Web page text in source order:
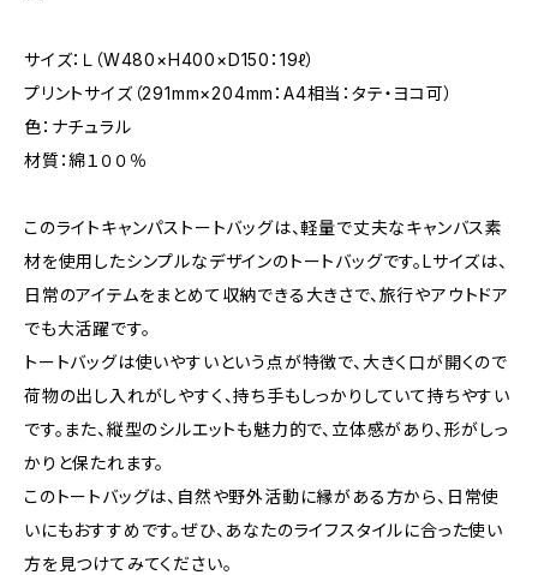
サイズ：Ｌ（W480×H400×D150：19ℓ）
プリントサイズ（291mm×204mm：A4相当：タテ・ヨコ可）
色：ナチュラル
材質：綿１００％
このライトキャンパストートバッグは、軽量で丈夫なキャンバス素
材を使用したシンプルなデザインのトートバッグです。Lサイズは、
日常のアイテムをまとめて収納できる大きさで、旅行やアウトドア
でも大活躍です。
トートバッグは使いやすいという点が特徴で、大きく口が開くので
荷物の出し入れがしやすく、持ち手もしっかりしていて持ちやすい
です。また、縦型のシルエットも魅力的で、立体感があり、形がしっ
かりと保たれます。
このトートバッグは、自然や野外活動に縁がある方から、日常使
いにもおすすめです。ぜひ、あなたのライフスタイルに合った使い
方を見つけてみてください。